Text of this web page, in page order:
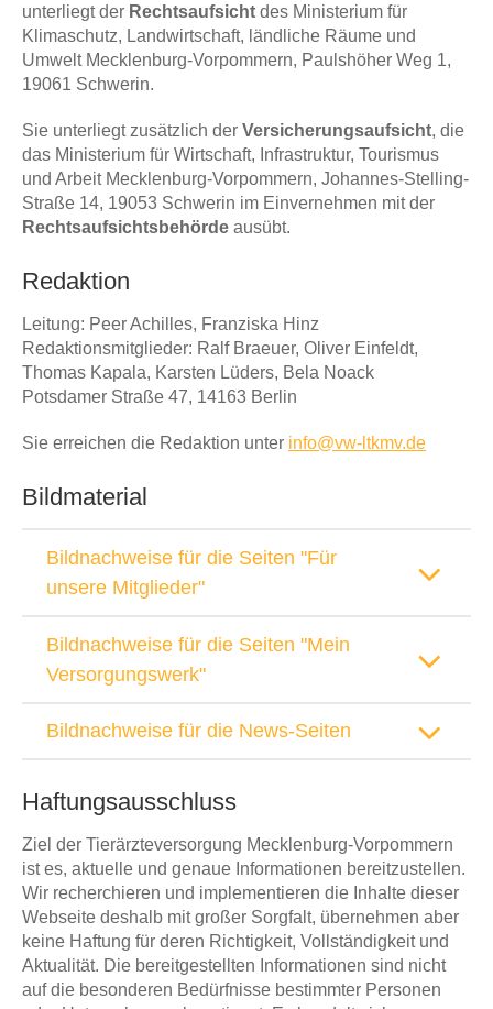
unterliegt der Rechtsaufsicht des Ministerium für
Klimaschutz, Landwirtschaft, ländliche Räume und
Umwelt Mecklenburg-Vorpommern, Paulshöher Weg 1,
19061 Schwerin.
Sie unterliegt zusätzlich der Versicherungsaufsicht, die
das Ministerium für Wirtschaft, Infrastruktur, Tourismus
und Arbeit Mecklenburg-Vorpommern, Johannes-Stelling-
Straße 14, 19053 Schwerin im Einvernehmen mit der
Rechtsaufsichtsbehörde ausübt.
Redaktion
Leitung: Peer Achilles, Franziska Hinz
Redaktionsmitglieder: Ralf Braeuer, Oliver Einfeldt,
Thomas Kapala, Karsten Lüders, Bela Noack
Potsdamer Straße 47, 14163 Berlin
Sie erreichen die Redaktion unter info@vw-ltkmv.de
Bildmaterial
Bildnachweise für die Seiten "Für
unsere Mitglieder"
Bildnachweise für die Seiten "Mein
Versorgungswerk"
Bildnachweise für die News-Seiten
Haftungsausschluss
Ziel der Tierärzteversorgung Mecklenburg-Vorpommern
ist es, aktuelle und genaue Informationen bereitzustellen.
Wir recherchieren und implementieren die Inhalte dieser
Webseite deshalb mit großer Sorgfalt, übernehmen aber
keine Haftung für deren Richtigkeit, Vollständigkeit und
Aktualität. Die bereitgestellten Informationen sind nicht
auf die besonderen Bedürfnisse bestimmter Personen